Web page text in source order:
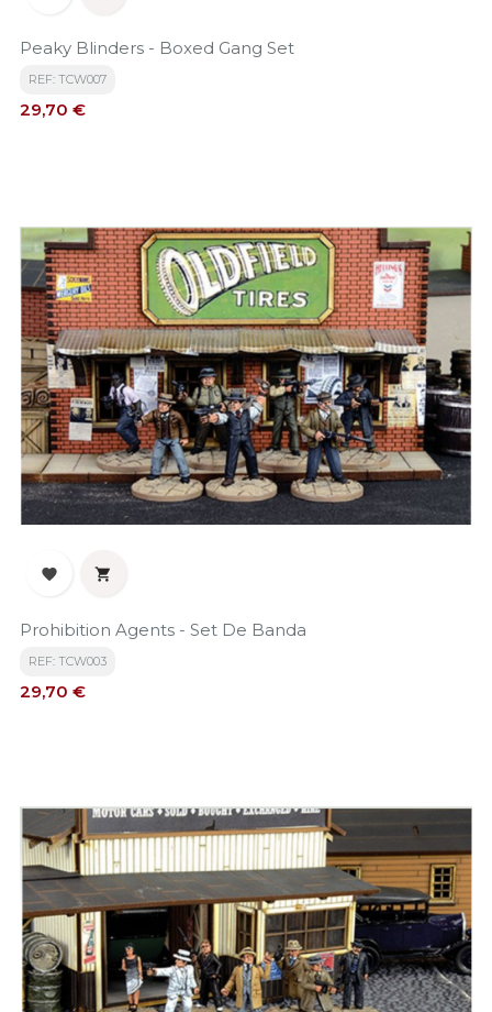
Peaky Blinders - Boxed Gang Set
REF: TCW007
Precio
29,70 €
 
Prohibition Agents - Set De Banda
REF: TCW003
Precio
29,70 €